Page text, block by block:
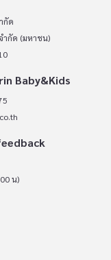
กัด
ำกัด (มหาชน)
Baby&Kids
น)